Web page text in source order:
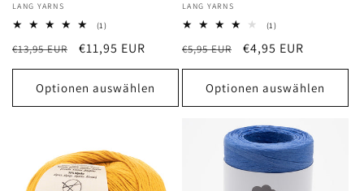
Anbieter:
LANG YARNS
(1)1
insgesamt
Normaler
Preis
€13,95 EUR Verkaufspreis
€11,95 EUR
Optionen auswählen
Anbieter:
LANG YARNS
(1)1
insgesamt
Normaler
Preis
€5,95 EUR Verkaufspreis
€4,95 EUR
Optionen auswählen